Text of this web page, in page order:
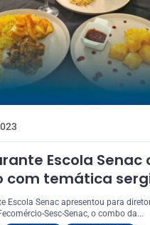
Escola Senac
com temática
Escola Senac apresentou para
Sesc-Senac, o combo da...